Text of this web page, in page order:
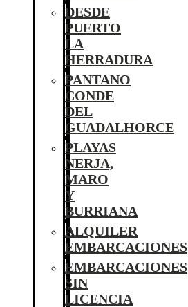
DESDE
PUERTO
LA
HERRADURA
PANTANO
CONDE
DEL
GUADALHORCE
PLAYAS
NERJA,
MARO
Y
BURRIANA
ALQUILER
EMBARCACIONES
EMBARCACIONES
SIN
LICENCIA